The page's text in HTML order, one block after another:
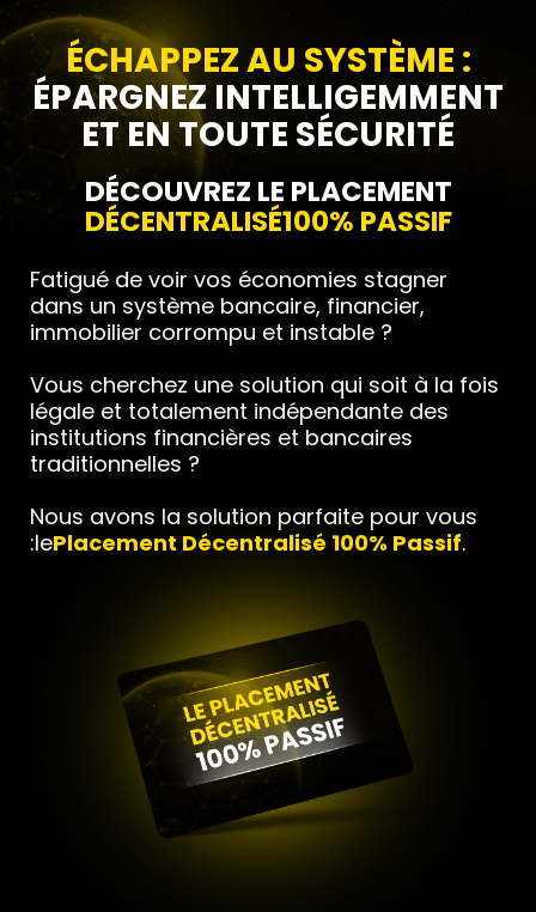
ÉCHAPPEZ AU SYSTÈME :
ÉPARGNEZ INTELLIGEMMENT
ET EN TOUTE SÉCURITÉ
DÉCOUVREZ LE PLACEMENT
DÉCENTRALISÉ100% PASSIF
Fatigué de voir vos économies stagner
dans un système bancaire, financier,
immobilier corrompu et instable ?
Vous cherchez une solution qui soit à la fois
légale et totalement indépendante des
institutions financières et bancaires
traditionnelles ?
Nous avons la solution parfaite pour vous
:lePlacement Décentralisé 100% Passif.